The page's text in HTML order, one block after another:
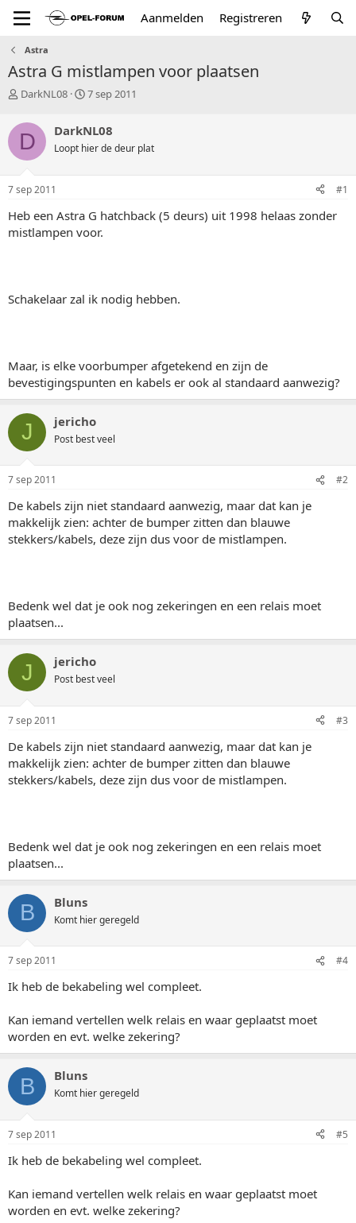
Aanmelden Registreren
Astra
Astra G mistlampen voor plaatsen
T
p
i
c
s
a
t
e
DarkNL08
S
r
t
a
m
7 sep 2011
D DarkNL08
Loopt hier de deur plat
7 sep 2011 #1
Heb een Astra G hatchback (5 deurs) uit 1998 helaas zonder
mistlampen voor.
Schakelaar zal ik nodig hebben.
Maar, is elke voorbumper afgetekend en zijn de
bevestigingspunten en kabels er ook al standaard aanwezig?
J jericho
Post best veel
7 sep 2011 #2
De kabels zijn niet standaard aanwezig, maar dat kan je
makkelijk zien: achter de bumper zitten dan blauwe
stekkers/kabels, deze zijn dus voor de mistlampen.
Bedenk wel dat je ook nog zekeringen en een relais moet
plaatsen...
J jericho
Post best veel
7 sep 2011 #3
De kabels zijn niet standaard aanwezig, maar dat kan je
makkelijk zien: achter de bumper zitten dan blauwe
stekkers/kabels, deze zijn dus voor de mistlampen.
Bedenk wel dat je ook nog zekeringen en een relais moet
plaatsen...
B Bluns
Komt hier geregeld
7 sep 2011 #4
Ik heb de bekabeling wel compleet.
Kan iemand vertellen welk relais en waar geplaatst moet
worden en evt. welke zekering?
B Bluns
Komt hier geregeld
7 sep 2011 #5
Ik heb de bekabeling wel compleet.
Kan iemand vertellen welk relais en waar geplaatst moet
worden en evt. welke zekering?